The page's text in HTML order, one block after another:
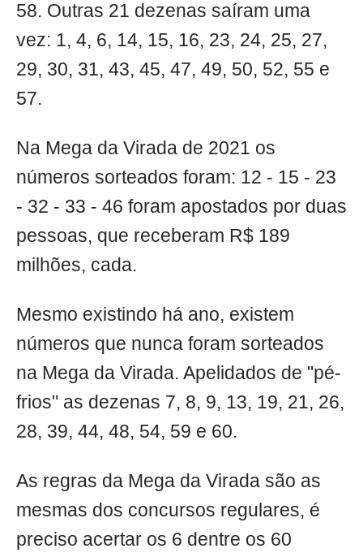
58. Outras 21 dezenas saíram uma
vez: 1, 4, 6, 14, 15, 16, 23, 24, 25, 27,
29, 30, 31, 43, 45, 47, 49, 50, 52, 55 e
57.
Na Mega da Virada de 2021 os
números sorteados foram: 12 - 15 - 23
- 32 - 33 - 46 foram apostados por duas
pessoas, que receberam R$ 189
milhões, cada.
Mesmo existindo há ano, existem
números que nunca foram sorteados
na Mega da Virada. Apelidados de "pé-
frios" as dezenas 7, 8, 9, 13, 19, 21, 26,
28, 39, 44, 48, 54, 59 e 60.
As regras da Mega da Virada são as
mesmas dos concursos regulares, é
preciso acertar os 6 dentre os 60